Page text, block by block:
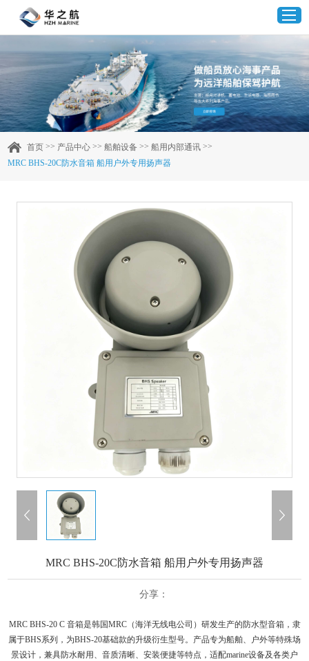
首页
产品中心
企业实力
客户案例
新闻资讯
首页 >> 产品中心 >>船舶设备 >>船用内部通讯 >>
MRC BHS-20C防水音箱 船用户外专用扬声器
MRC BHS-20C防水音箱 船用户外专用扬声器
分享：
MRC BHS-20 C 音箱是韩国MRC（海洋无线电公司）研发生产的防水型音箱，隶
属于BHS系列，为BHS-20基础款的升级衍生型号。产品专为船舶、户外等特殊场
景设计，兼具防水耐用、音质清晰、安装便捷等特点，适配marine设备及各类户